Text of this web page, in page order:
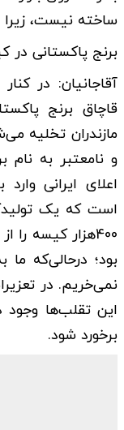
ساخته نیست، زیرا
برنج پاکستانی در
آقاجانیان: در
مازندران تخلیه
و نامعتبر به نام
اعلای ایرانی
است که یک
400هزار کیسه
بود؛ درحالی‌که ما
نمی‌خریم. در
این تقلب‌ها وجود
برخورد شود.